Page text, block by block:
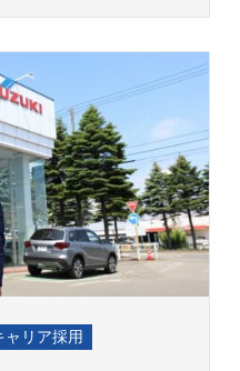
ャリア採用